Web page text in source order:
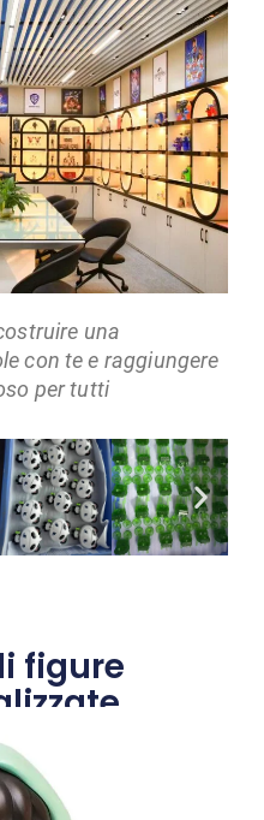
una
con te e raggiungere
per tutti
figure